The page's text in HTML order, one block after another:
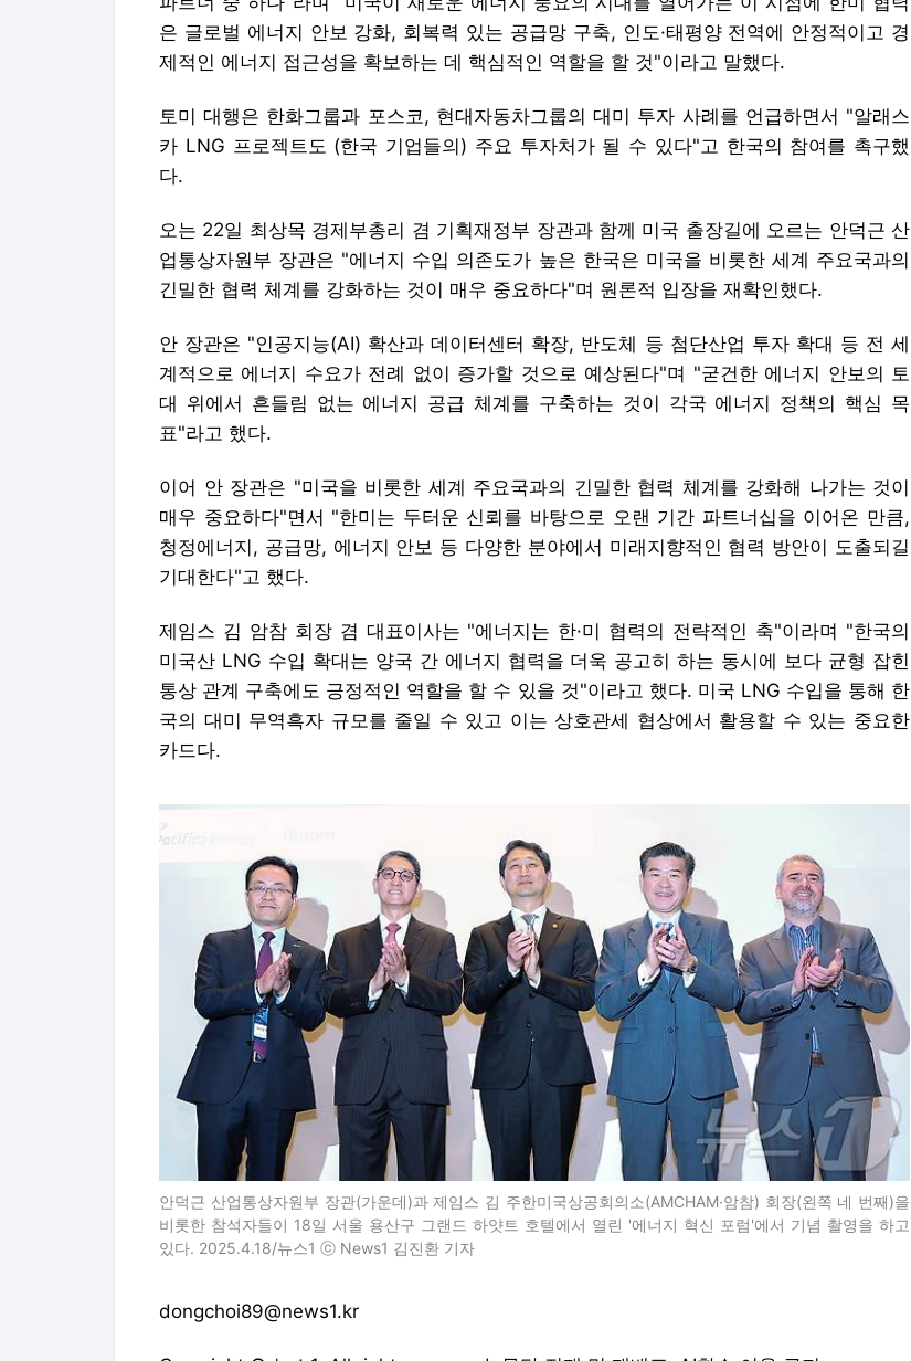
은 글로벌 에너지 안보 강화, 회복력 있는 공급망 구축, 인도·태평양 전역에 안정적이고 경
제적인 에너지 접근성을 확보하는 데 핵심적인 역할을 할 것"이라고 말했다.
토미 대행은 한화그룹과 포스코, 현대자동차그룹의 대미 투자 사례를 언급하면서 "알래스
카 LNG 프로젝트도 (한국 기업들의) 주요 투자처가 될 수 있다"고 한국의 참여를 촉구했
다.
오는 22일 최상목 경제부총리 겸 기획재정부 장관과 함께 미국 출장길에 오르는 안덕근 산
업통상자원부 장관은 "에너지 수입 의존도가 높은 한국은 미국을 비롯한 세계 주요국과의
긴밀한 협력 체계를 강화하는 것이 매우 중요하다"며 원론적 입장을 재확인했다.
안 장관은 "인공지능(AI) 확산과 데이터센터 확장, 반도체 등 첨단산업 투자 확대 등 전 세
계적으로 에너지 수요가 전례 없이 증가할 것으로 예상된다"며 "굳건한 에너지 안보의 토
대 위에서 흔들림 없는 에너지 공급 체계를 구축하는 것이 각국 에너지 정책의 핵심 목
표"라고 했다.
이어 안 장관은 "미국을 비롯한 세계 주요국과의 긴밀한 협력 체계를 강화해 나가는 것이
매우 중요하다"면서 "한미는 두터운 신뢰를 바탕으로 오랜 기간 파트너십을 이어온 만큼,
청정에너지, 공급망, 에너지 안보 등 다양한 분야에서 미래지향적인 협력 방안이 도출되길
기대한다"고 했다.
제임스 김 암참 회장 겸 대표이사는 "에너지는 한·미 협력의 전략적인 축"이라며 "한국의
미국산 LNG 수입 확대는 양국 간 에너지 협력을 더욱 공고히 하는 동시에 보다 균형 잡힌
통상 관계 구축에도 긍정적인 역할을 할 수 있을 것"이라고 했다. 미국 LNG 수입을 통해 한
국의 대미 무역흑자 규모를 줄일 수 있고 이는 상호관세 협상에서 활용할 수 있는 중요한
카드다.
안덕근 산업통상자원부 장관(가운데)과 제임스 김 주한미국상공회의소(AMCHAM·암참) 회장(왼쪽 네 번째)을
비롯한 참석자들이 18일 서울 용산구 그랜드 하얏트 호텔에서 열린 '에너지 혁신 포럼'에서 기념 촬영을 하고
있다. 2025.4.18/뉴스1 ⓒ News1 김진환 기자
dongchoi89@news1.kr